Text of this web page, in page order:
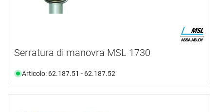
Serratura di manovra MSL 1730
Articolo: 62.187.51 - 62.187.52